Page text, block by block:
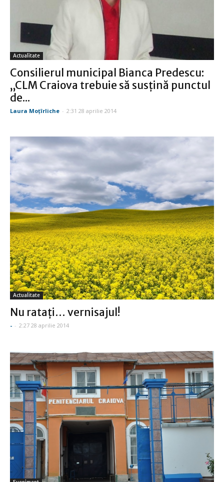
Actualitate
Consilierul municipal Bianca Predescu:
„CLM Craiova trebuie să susțină punctul
de...
Laura Moţîrliche - 2:31 28 aprilie 2014
Actualitate
Nu rataţi… vernisajul!
- - 2:27 28 aprilie 2014